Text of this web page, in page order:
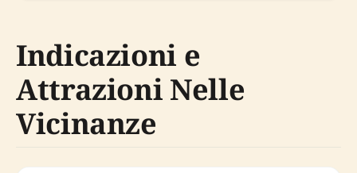
Indicazioni e
Attrazioni Nelle
Vicinanze